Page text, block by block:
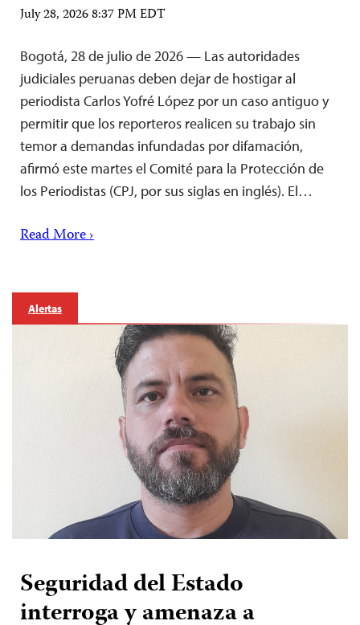
July 28, 2026 8:37 PM EDT
Bogotá, 28 de julio de 2026 — Las autoridades
judiciales peruanas deben dejar de hostigar al
periodista Carlos Yofré López por un caso antiguo y
permitir que los reporteros realicen su trabajo sin
temor a demandas infundadas por difamación,
afirmó este martes el Comité para la Protección de
los Periodistas (CPJ, por sus siglas en inglés). El…
Read More ›
Alertas
Seguridad del Estado
interroga y amenaza a